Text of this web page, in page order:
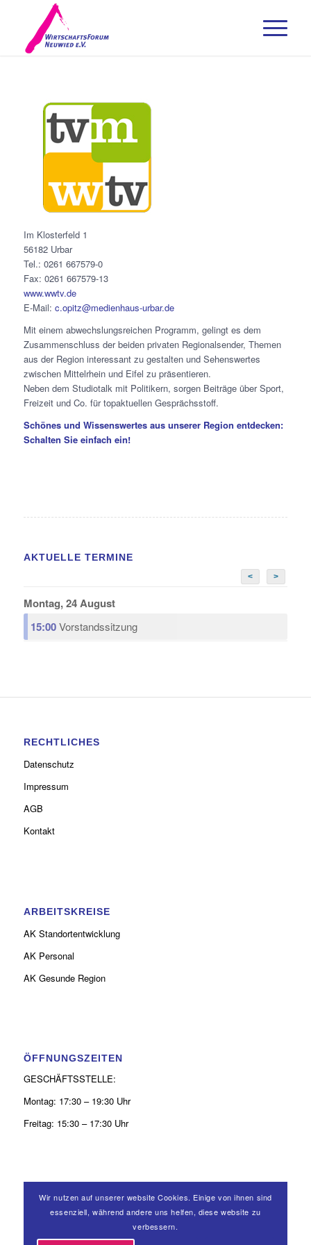
Im Klosterfeld 1
56182 Urbar
Tel.: 0261 667579-0
Fax: 0261 667579-13
www.wwtv.de
E-Mail: c.opitz@medienhaus-urbar.de
Mit einem abwechslungsreichen Programm, gelingt es dem
Zusammenschluss der beiden privaten Regionalsender, Themen
aus der Region interessant zu gestalten und Sehenswertes
zwischen Mittelrhein und Eifel zu präsentieren.
Neben dem Studiotalk mit Politikern, sorgen Beiträge über Sport,
Freizeit und Co. für topaktuellen Gesprächsstoff.
Schönes und Wissenswertes aus unserer Region entdecken:
Schalten Sie einfach ein!
AKTUELLE TERMINE
< >
Montag, 24 August
15:00Vorstandssitzung
RECHTLICHES
Datenschutz
Impressum
AGB
Kontakt
ARBEITSKREISE
AK Standortentwicklung
AK Personal
AK Gesunde Region
ÖFFNUNGSZEITEN
GESCHÄFTSSTELLE:
Montag: 17:30 – 19:30 Uhr
Freitag: 15:30 – 17:30 Uhr
Wir nutzen auf unserer website Cookies. Einige von ihnen sind
essenziell, während andere uns helfen, diese website zu
verbessern.